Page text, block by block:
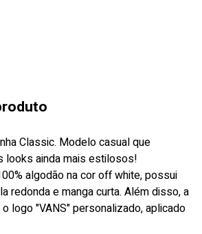
Classic. Modelo casual que
looks ainda mais estilosos!
algodão na cor off white, possui
redonda e manga curta. Além disso, a
logo "VANS" personalizado, aplicado